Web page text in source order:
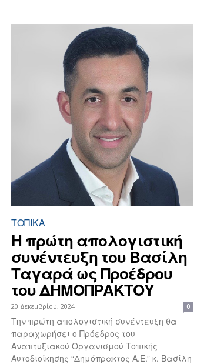
ΤΟΠΙΚΑ
Η πρώτη απολογιστική
συνέντευξη του Βασίλη
Ταγαρά ως Προέδρου
του ΔΗΜΟΠΡΑΚΤΟΥ
20 Δεκεμβρίου, 2024 0
Την πρώτη απολογιστική συνέντευξη θα
παραχωρήσει ο Πρόεδρος του
Αναπτυξιακού Οργανισμού Τοπικής
Αυτοδιοίκησης “Δημόπρακτος Α.Ε.” κ. Βασίλη